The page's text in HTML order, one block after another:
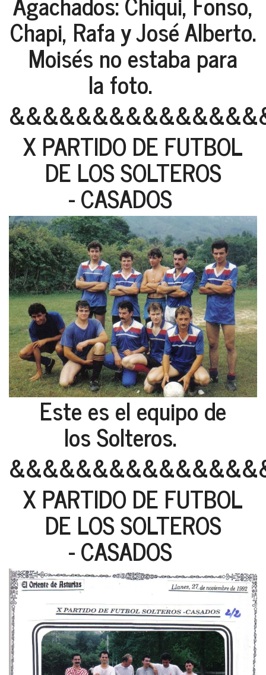
Chapi, Rafa y José Alberto.
Moisés no estaba para
la foto.
X PARTIDO DE FUTBOL
DE LOS SOLTEROS
- CASADOS
Este es el equipo de
los Solteros.
X PARTIDO DE FUTBOL
DE LOS SOLTEROS
- CASADOS